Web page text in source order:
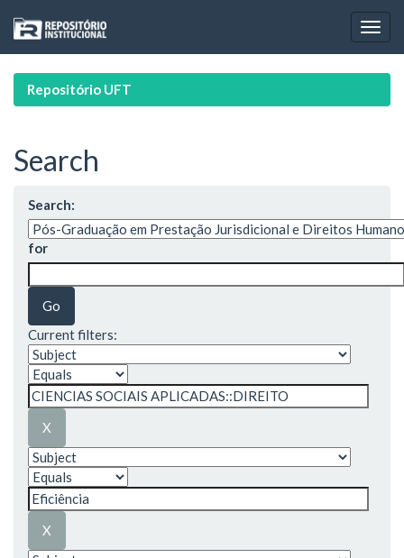
navigation
Repositório UFT
Search
Search:
for
Current filters: